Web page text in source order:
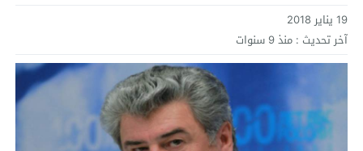
19 يناير 2018
آخر تحديث : منذ 9 سنوات